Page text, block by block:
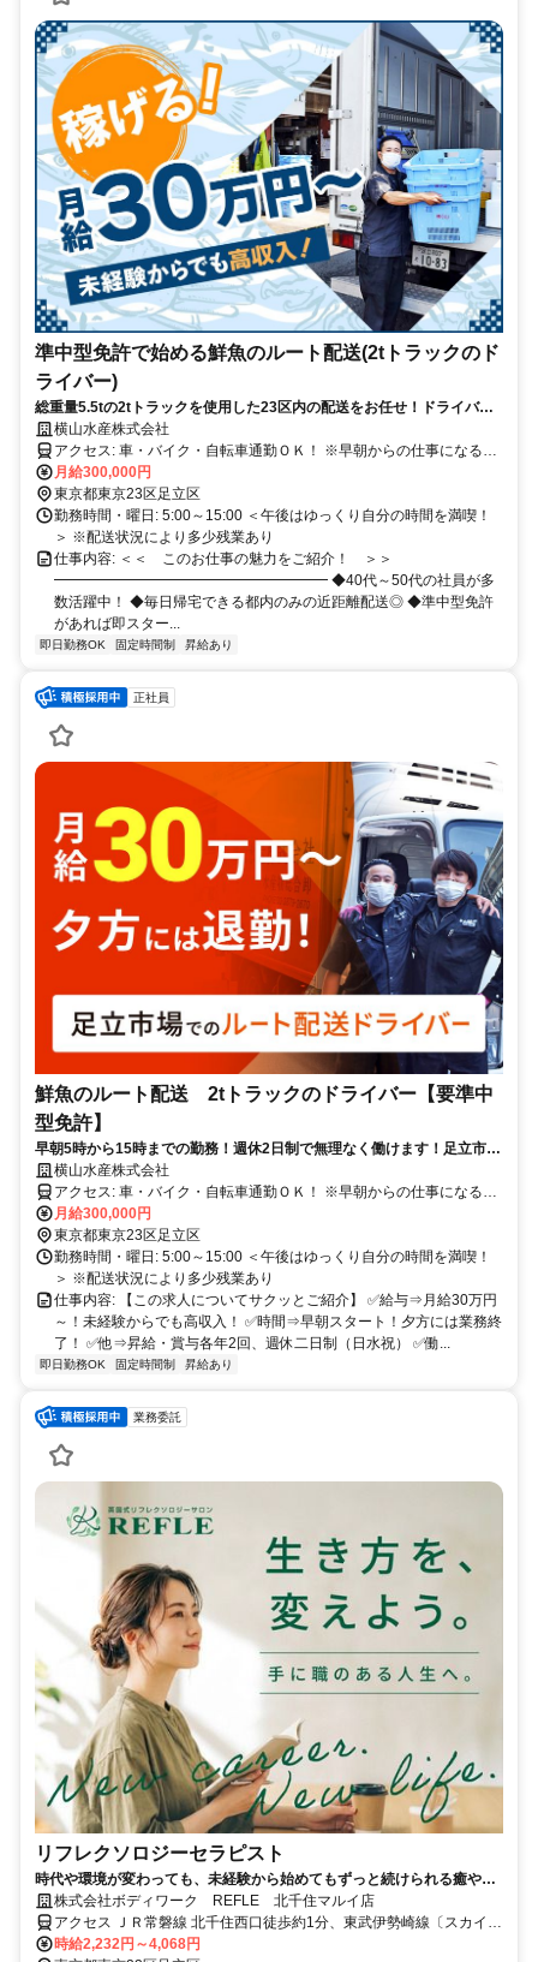
準中型免許で始める鮮魚のルート配送(2tトラックのド
ライバー)
総重量5.5tの2tトラックを使用した23区内の配送をお任せ！ドライバー
経験者の40代～50代が多数活躍中！1日10～15件なので無理なく働けま
す◎
横山水産株式会社
アクセス: 車・バイク・自転車通勤ＯＫ！ ※早朝からの仕事になるた
め、 車・バイク・自転車で 通勤しているスタッフが多いです。 京成
線：千住大橋駅より徒歩2分 各線：北千住駅より徒歩13分 (日比谷線/
千代田線/つくばエクスプレス 東武スカイツリーライン/ＪＲ常磐線)
月給300,000円
東京都東京23区足立区
勤務時間・曜日: 5:00～15:00 ＜午後はゆっくり自分の時間を満喫！
＞ ※配送状況により多少残業あり
仕事内容: ＜＜ このお仕事の魅力をご紹介！ ＞＞
━━━━━━━━━━━━━━━━━━━ ◆40代～50代の社員が多
数活躍中！ ◆毎日帰宅できる都内のみの近距離配送◎ ◆準中型免許
があれば即スター...
即日勤務OK 固定時間制 昇給あり
正社員
鮮魚のルート配送 2tトラックのドライバー【要準中
型免許】
早朝5時から15時までの勤務！週休2日制で無理なく働けます！足立市場
内水産物の卸売会社
横山水産株式会社
アクセス: 車・バイク・自転車通勤ＯＫ！ ※早朝からの仕事になるた
め、 車・バイク・自転車で 通勤しているスタッフが多いです。 京成
線：千住大橋駅より徒歩2分 各線：北千住駅より徒歩13分 (日比谷線/
千代田線/つくばエクスプレス 東武スカイツリーライン/ＪＲ常磐線)
月給300,000円
東京都東京23区足立区
勤務時間・曜日: 5:00～15:00 ＜午後はゆっくり自分の時間を満喫！
＞ ※配送状況により多少残業あり
仕事内容: 【この求人についてサクッとご紹介】 ✅️給与⇒月給30万円
～！未経験からでも高収入！ ✅️時間⇒早朝スタート！夕方には業務終
了！ ✅️他⇒昇給・賞与各年2回、週休二日制（日水祝） ✅️働...
即日勤務OK 固定時間制 昇給あり
業務委託
リフレクソロジーセラピスト
時代や環境が変わっても、未経験から始めてもずっと続けられる癒やし
の仕事。手に職を身につけて、生き方を変えよう。
株式会社ボディワーク REFLE 北千住マルイ店
アクセス ＪＲ常磐線 北千住西口徒歩約1分、東武伊勢崎線〔スカイツ
リーライン〕 北千住西口徒歩約1分、東京メトロ日比谷線 北千住西口
時給2,232円～4,068円